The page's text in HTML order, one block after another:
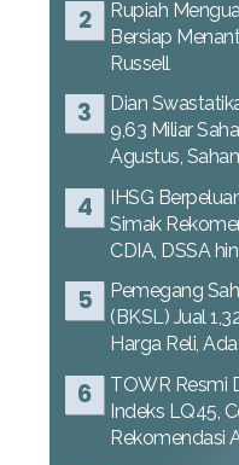
Rupiah
Bersiap
Russell
Dian
9,63 Miliar
Agustus,
IHSG
Simak
CDIA, DSSA
Pemegang
(BKSL) Jual
Harga Reli,
TOWR Resmi
Indeks LQ45,
Rekomendasi